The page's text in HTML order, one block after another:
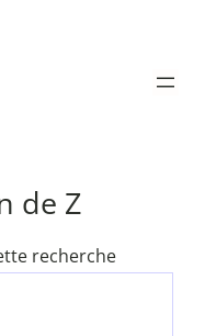
de Z
recherche